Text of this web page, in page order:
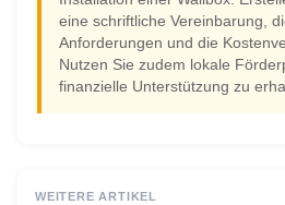
eine schriftliche Vereinbarung,
Anforderungen und die
Nutzen Sie zudem lokale
finanzielle Unterstützung zu
WEITERE ARTIKEL